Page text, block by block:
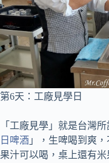
第6天 ： 工廠見學日
「工廠見學」就是台灣
日啤酒 」，生啤喝到爽
果汁可以喝，桌上還有